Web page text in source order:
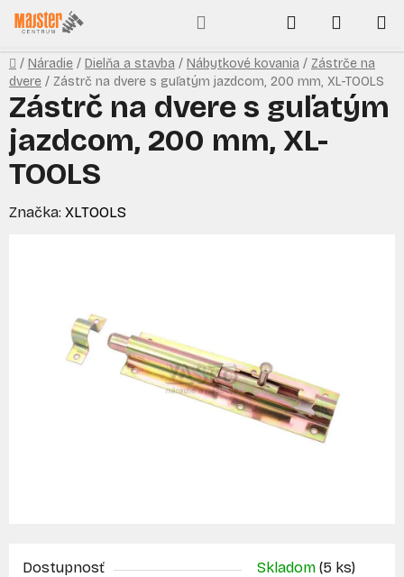
Prejsť
na
obsah
Hľadať
KOŠÍK
Domov
/ Náradie / Dielňa a stavba / Nábytkové kovania / Zástrče na
dvere / Zástrč na dvere s guľatým jazdcom, 200 mm, XL-TOOLS
Dostupnosť Skladom (5 ks)
Zástrč na dvere s guľatým
jazdcom, 200 mm, XL-
TOOLS
Značka: XLTOOLS